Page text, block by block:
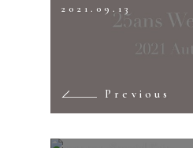
2021.09.13
Previous